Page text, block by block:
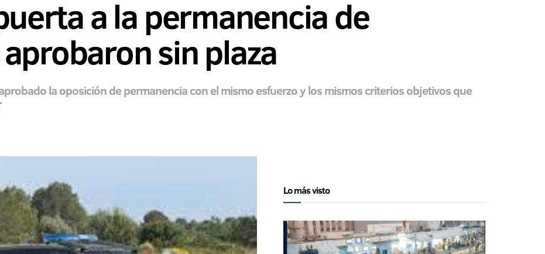
a la permanencia de
sin plaza
la oposición de permanencia con el mismo esfuerzo y los mismos criterios objetivos que
Lo más visto